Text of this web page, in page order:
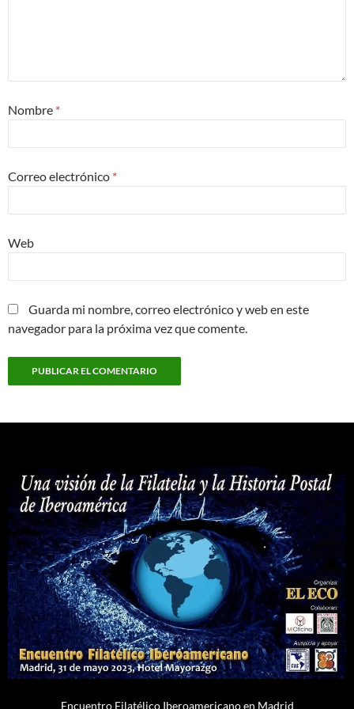
Nombre *
Correo electrónico *
Web
Guarda mi nombre, correo electrónico y web en este
navegador para la próxima vez que comente.
Encuentro Filatélico Iberoamericano en Madrid